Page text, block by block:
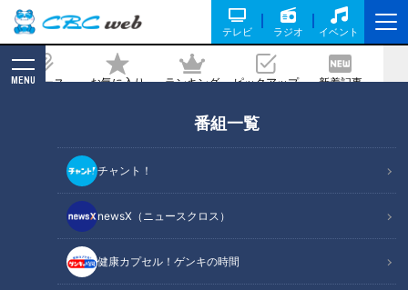
テレビ ラジオ イベント
ニュース お気に入り ランキング ピックアップ 新着記事
MENU
番組一覧
チャント！
newsX（ニュースクロス）
健康カプセル！ゲンキの時間
ドキュメンタリー
ドキュメンタリーやニュース特集をお届けします。
・受賞作品をはじめとしたドキュメンタリー